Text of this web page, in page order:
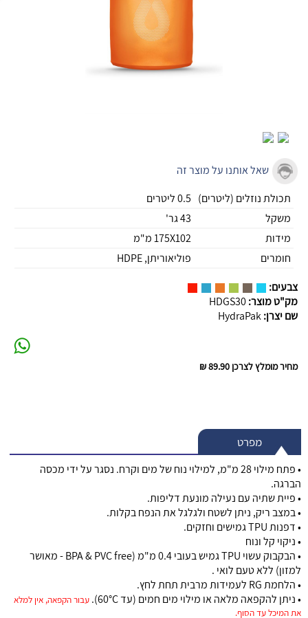
שאל אותנו על מוצר זה
תכולת נוזלים (ליטרים) 0.5 ליטרים
משקל
43 גר'
מידות
175X102 מ"מ
חומרים
פוליאוריתן, HDPE
צבעים:
מק"ט מוצר:HDGS30
שם יצרן:HydraPak
מחיר מומלץ לצרכן 89.90 ₪
מפרט
• פתח מילוי 28 מ"מ, למילוי נוח של מים וקרח. נסגר על ידי מכסה
הברגה.
• פיית שתיה עם נעילה מונעת דליפות.
• במצב ריק, ניתן לשטח ולגלגל את הנפח בקלות.
• דפנות TPU גמישים וחזקים.
• ניקוי קל ונוח
• הבקבוק עשוי TPU גמיש בעובי 0.4 מ"מ (BPA & PVC free - מאושר
למזון) ללא טעם לואי .
• הלחמת RG לעמידות מרבית תחת לחץ.
• ניתן להקפאה מלאה או מילוי מים חמים (עד 60°C).
עבור הקפאה, אין למלא
את המיכל עד הסוף.